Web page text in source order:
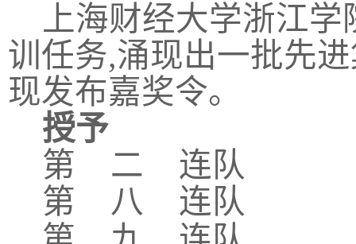
上海财经大学浙江学
训任务,涌现出一批先
现发布嘉奖令。
授予
第
二
连队
第
八
连队